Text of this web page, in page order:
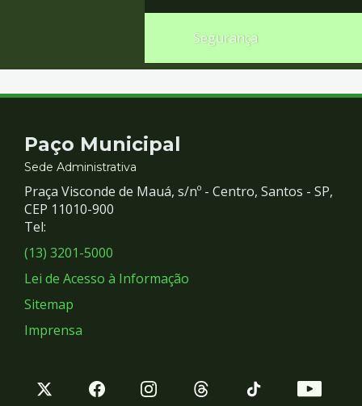
Segurança
Contato
e
Redes
Sociais
Paço Municipal
Sede Administrativa
Praça Visconde de Mauá, s/nº - Centro, Santos - SP,
CEP 11010-900
Tel:
(13) 3201-5000
Lei de Acesso à Informação
Sitemap
Imprensa